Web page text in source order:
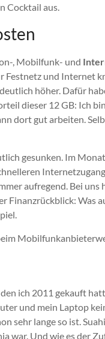
Cocktail aus.
, Mobilfunk- und
und Internet
höher. Dafür
dieser 12 GB: Ich
dort gut arbeiten.
gesunken. Im
aufregend. Bei
Finanzrückblick: Was
ich 2011 gekauft
und mein Laptop
sehr lange so ist.
war. Und wie es der